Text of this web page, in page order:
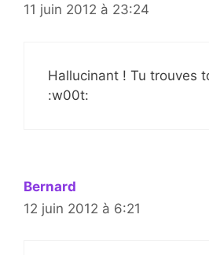
11 juin 2012 à 23:24
Hallucinant ! Tu trouves
:w00t:
Bernard
12 juin 2012 à 6:21